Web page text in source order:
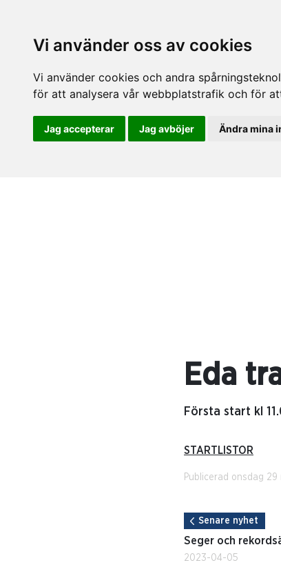
Vi använder oss av cookies
Vi använder cookies och andra
för att analysera vår webbplatstrafik och för
Jag accepterar Jag avböjer Ändra mina
Eda
Första start kl
STARTLISTOR
Publicerad onsdag 29
Senare nyhet
Seger och
2023-04-05